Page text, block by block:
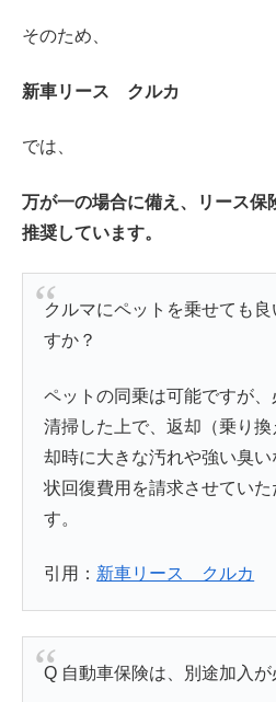
そのため、
新車リース クルカ
では、
万が一の場合に備え、リース保
推奨しています。
クルマにペットを乗せても
すか？
ペットの同乗は可能ですが
清掃した上で、返却（乗り
却時に大きな汚れや強い臭
状回復費用を請求させていた
す。
引用： 新車リース クルカ
Q 自動車保険は、別途加入が